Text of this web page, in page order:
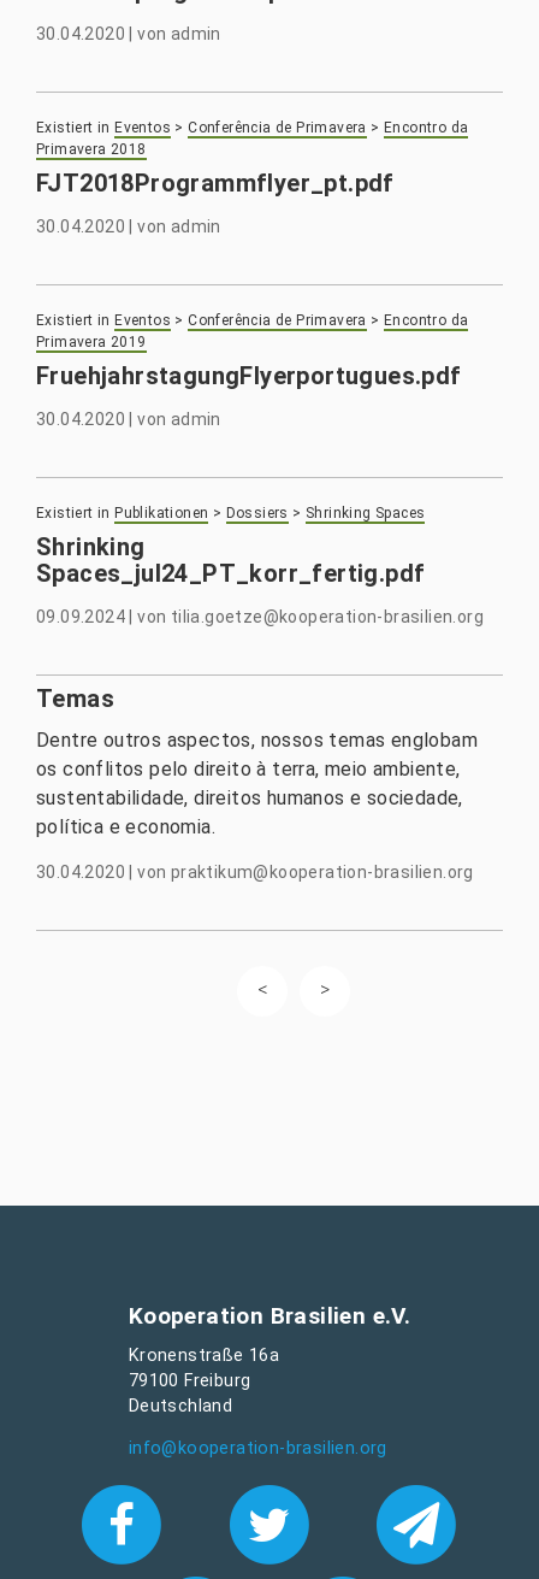
30.04.2020 |von admin
Existiert in Eventos >Conferência de Primavera > Encontro da
Primavera 2018
FJT2018Programmflyer_pt.pdf
30.04.2020 |von admin
Existiert in Eventos >Conferência de Primavera > Encontro da
Primavera 2019
FruehjahrstagungFlyerportugues.pdf
30.04.2020 |von admin
Existiert in Publikationen > Dossiers > Shrinking Spaces
Shrinking
Spaces_jul24_PT_korr_fertig.pdf
09.09.2024 |von tilia.goetze@kooperation-brasilien.org
Temas
Dentre outros aspectos, nossos temas englobam
os conflitos pelo direito à terra, meio ambiente,
sustentabilidade, direitos humanos e sociedade,
política e economia.
30.04.2020 |von praktikum@kooperation-brasilien.org
Kooperation Brasilien e.V.
Kronenstraße 16a
79100 Freiburg
Deutschland
info@kooperation-brasilien.org